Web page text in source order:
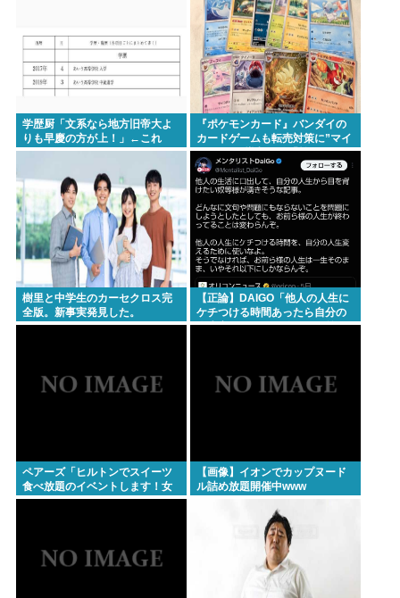
学歴厨「文系なら地方旧帝大よ
りも早慶の方が上！」←これ
『ポケモンカード』バンダイの
カードゲームも転売対策に”マイ
ナンバー”導入開始「効果テキメ
ン」
樹里と中学生のカーセクロス完
全版。新事実発見した。
【正論】DAIGO「他人の人生に
ケチつける時間あったら自分の
人生変えるために使え。お前ら
ペアーズ「ヒルトンでスイーツ
食べ放題のイベントします！女
2500円男7000円！！！」→男が
【画像】イオンでカップヌード
ル詰め放題開催中www